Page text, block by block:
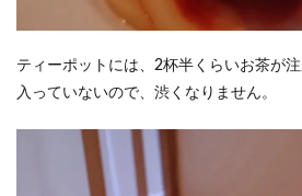
ティーポットには、2杯半くらいお茶が
入っていないので、渋くなりません。